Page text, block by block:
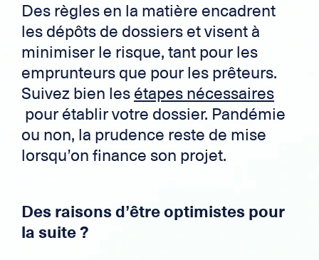
Des règles en la matière encadrent
les dépôts de dossiers et visent à
minimiser le risque, tant pour les
emprunteurs que pour les prêteurs.
Suivez bien les étapes nécessaires
pour établir votre dossier. Pandémie
ou non, la prudence reste de mise
lorsqu’on finance son projet.
Des raisons d’être optimistes pour
la suite ?